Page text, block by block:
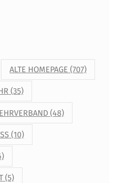
ALTE HOMEPAGE (707)
(35)
(48)
(10)
(5)